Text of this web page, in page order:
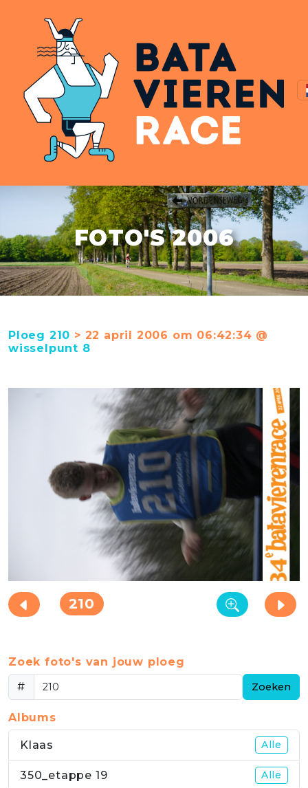
FOTO'S 2006
Ploeg 210 > 22 april 2006 om 06:42:34 @
wisselpunt 8
210
Zoek foto's van jouw ploeg
#
Zoeken
Albums
Klaas Alle
350_etappe 19 Alle